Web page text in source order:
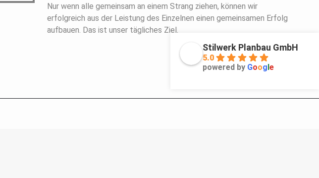
Nur wenn alle gemeinsam an einem Strang ziehen, können wir
erfolgreich aus der Leistung des Einzelnen einen gemeinsamen Erfolg
aufbauen. Das ist unser tägliches Ziel.
Stilwerk Planbau GmbH
5.0
powered by Google